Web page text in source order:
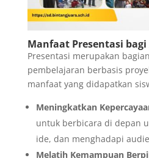
Manfaat Presentasi bagi
Presentasi merupakan
pembelajaran berbasis
manfaat yang didapatkan
Meningkatkan
untuk berbicara di depan
ide, dan menghadapi
Melatih Kemampuan